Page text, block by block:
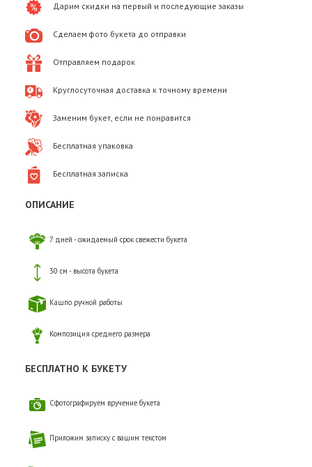
Дарим скидки на первый и последующие заказы
Сделаем фото букета до отправки
Отправляем подарок
Круглосуточная доставка к точному времени
Заменим букет, если не понравится
Бесплатная упаковка
Бесплатная записка
ОПИСАНИЕ
7 дней - ожидаемый срок свежести букета
30 см - высота букета
Кашпо ручной работы
Композиция среднего размера
БЕСПЛАТНО К БУКЕТУ
Сфотографируем вручение букета
Приложим записку с вашим текстом